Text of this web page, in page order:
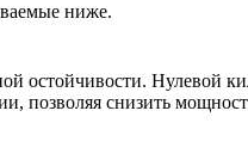
ниже.
остойчивости. Нулевой
позволяя снизить